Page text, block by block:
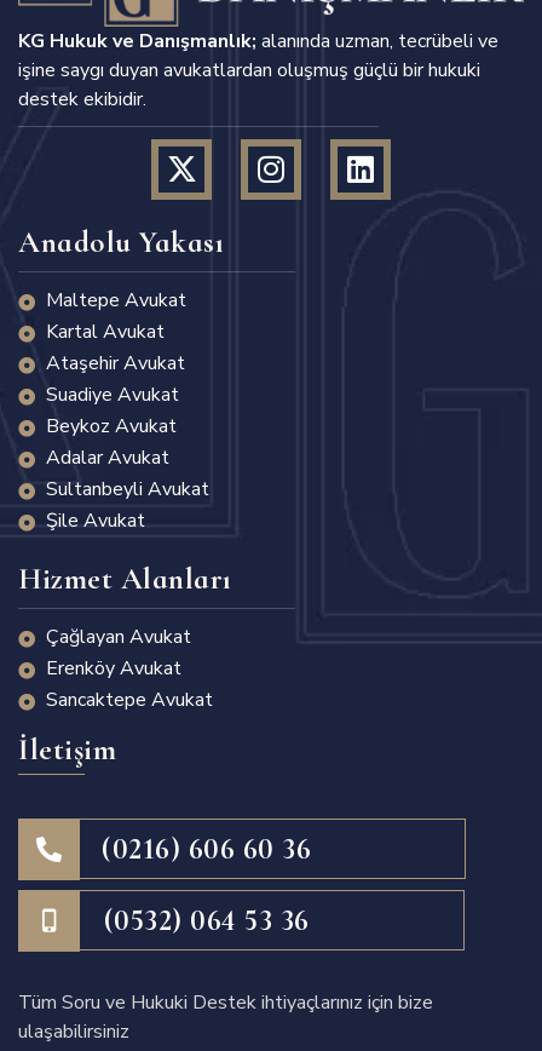
KG Hukuk ve Danışmanlık; alanında uzman, tecrübeli ve
işine saygı duyan avukatlardan oluşmuş güçlü bir hukuki
destek ekibidir.
Anadolu Yakası
Maltepe Avukat
Kartal Avukat
Ataşehir Avukat
Suadiye Avukat
Beykoz Avukat
Adalar Avukat
Sultanbeyli Avukat
Şile Avukat
Hizmet Alanları
Çağlayan Avukat
Erenköy Avukat
Sancaktepe Avukat
İletişim
(0216) 606 60 36
(0532) 064 53 36
Tüm Soru ve Hukuki Destek ihtiyaçlarınız için bize
ulaşabilirsiniz